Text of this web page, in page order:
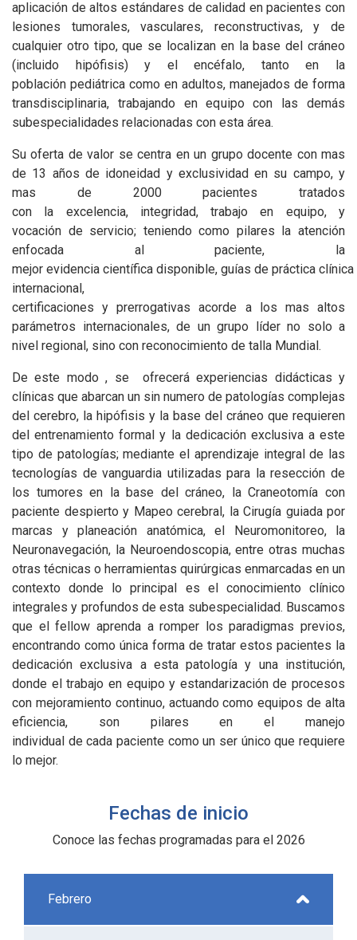
aplicación de altos estándares de calidad en pacientes con
lesiones tumorales, vasculares, reconstructivas, y de
cualquier otro tipo, que se localizan en la base del cráneo
(incluido hipófisis) y el encéfalo, tanto en la
población‌ ‌pediátrica‌ como ‌en adultos, manejados de forma
transdisciplinaria, trabajando en equipo con las demás
subespecialidades relacionadas con esta área.
Su‌ ‌oferta‌ ‌de‌ ‌valor‌ ‌se‌ ‌centra‌ en un grupo docente con mas
de 13 años de idoneidad y exclusividad en su campo, y
mas de 2000 pacientes tratados
con‌ ‌la‌ ‌excelencia, ‌integridad, ‌trabajo‌ ‌en‌ ‌equipo,‌ y
vocación‌ ‌de ‌‌servicio; teniendo como pilares la atención
enfocada al paciente, ‌la
‌mejor‌ ‌evidencia‌ ‌científica‌ ‌disponible,‌ ‌guías‌ ‌de‌ ‌práctica‌ ‌clínica
internacional,
certificaciones‌ ‌y‌ ‌prerrogativas‌ ‌acorde‌ ‌a‌ ‌los‌ mas altos
‌parámetros‌ ‌internacionales, de un grupo líder no solo a
nivel regional, sino con reconocimiento de talla Mundial.
De este modo , se ofrecerá experiencias didácticas y
clínicas que abarcan un sin numero de patologías complejas
del cerebro, la hipófisis y la base del cráneo que requieren
del entrenamiento formal y la dedicación exclusiva a este
tipo de patologías; mediante el aprendizaje integral de las
tecnologías de vanguardia utilizadas para la resección de
los tumores en la base del cráneo, la Craneotomía con
paciente despierto y Mapeo cerebral, la Cirugía guiada por
marcas y planeación anatómica, el Neuromonitoreo, la
Neuronavegación, la Neuroendoscopia, entre otras muchas
otras técnicas o herramientas quirúrgicas enmarcadas en un
contexto donde lo principal es el conocimiento clínico
integrales y profundos de esta subespecialidad. Buscamos
que el fellow aprenda a romper los‌ ‌paradigmas previos,
encontrando como única forma de tratar estos pacientes la
dedicación exclusiva a esta patología y una institución,
donde el trabajo en equipo y estandarización de procesos
con mejoramiento continuo, actuando como equipos de alta
eficiencia, son pilares en‌ ‌el‌ ‌manejo‌
individual‌ ‌de‌ ‌cada‌ ‌paciente como un ser único que requiere
lo mejor.
Fechas de inicio
Conoce las fechas programadas para el 2026
Febrero